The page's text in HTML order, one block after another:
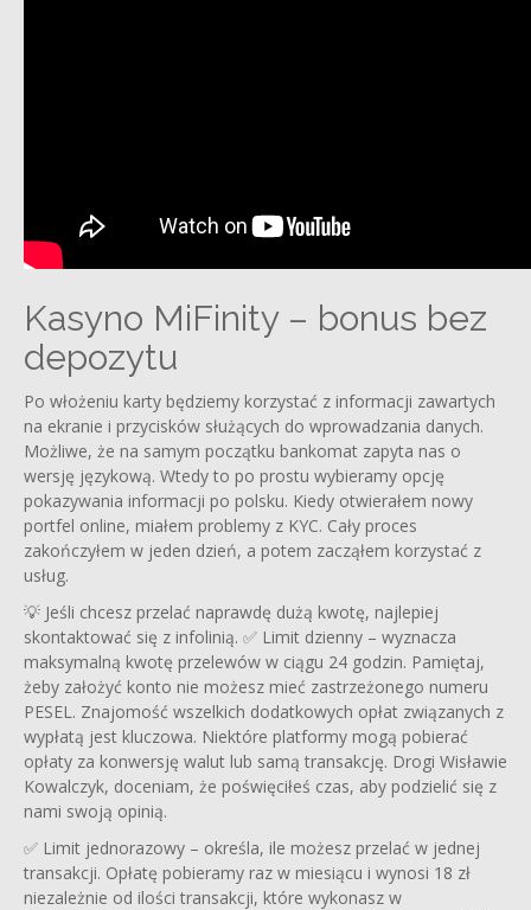
Kasyno MiFinity – bonus bez
depozytu
Po włożeniu karty będziemy korzystać z informacji zawartych
na ekranie i przycisków służących do wprowadzania danych.
Możliwe, że na samym początku bankomat zapyta nas o
wersję językową. Wtedy to po prostu wybieramy opcję
pokazywania informacji po polsku. Kiedy otwierałem nowy
portfel online, miałem problemy z KYC. Cały proces
zakończyłem w jeden dzień, a potem zacząłem korzystać z
usług.
💡 Jeśli chcesz przelać naprawdę dużą kwotę, najlepiej
skontaktować się z infolinią. ✅ Limit dzienny – wyznacza
maksymalną kwotę przelewów w ciągu 24 godzin. Pamiętaj,
żeby założyć konto nie możesz mieć zastrzeżonego numeru
PESEL. Znajomość wszelkich dodatkowych opłat związanych z
wypłatą jest kluczowa. Niektóre platformy mogą pobierać
opłaty za konwersję walut lub samą transakcję. Drogi Wisławie
Kowalczyk, doceniam, że poświęciłeś czas, aby podzielić się z
nami swoją opinią.
✅ Limit jednorazowy – określa, ile możesz przelać w jednej
transakcji. Opłatę pobieramy raz w miesiącu i wynosi 18 zł
niezależnie od ilości transakcji, które wykonasz w